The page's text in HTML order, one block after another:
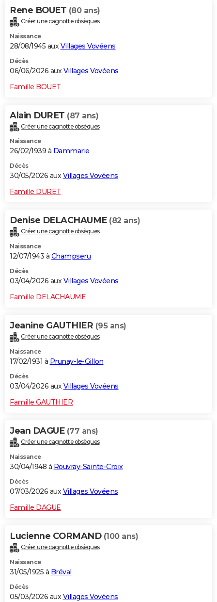
Rene BOUET (80 ans)
Créer une cagnotte obsèques
Naissance
28/08/1945 aux Villages Vovéens
Décès
06/06/2026 aux Villages Vovéens
Famille BOUET
Alain DURET (87 ans)
Créer une cagnotte obsèques
Naissance
26/02/1939 à Dammarie
Décès
30/05/2026 auxVillages Vovéens
Famille DURET
Denise DELACHAUME (82 ans)
Créer une cagnotte obsèques
Naissance
12/07/1943 à Champseru
Décès
03/04/2026 auxVillages Vovéens
Famille DELACHAUME
Jeanine GAUTHIER (95 ans)
Créer une cagnotte obsèques
Naissance
17/02/1931 à Prunay-le-Gillon
Décès
03/04/2026 auxVillages Vovéens
Famille GAUTHIER
Jean DAGUE (77 ans)
Créer une cagnotte obsèques
Naissance
30/04/1948 à Rouvray-Sainte-Croix
Décès
07/03/2026 auxVillages Vovéens
Famille DAGUE
Lucienne CORMAND (100 ans)
Créer une cagnotte obsèques
Naissance
31/05/1925 à Bréval
Décès
05/03/2026 auxVillages Vovéens